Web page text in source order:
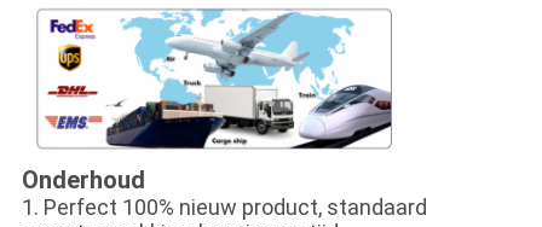
Onderhoud
1. Perfect 100% nieuw product, standaard